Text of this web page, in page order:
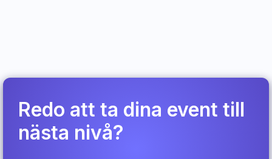
Redo att ta dina event till
nästa nivå?